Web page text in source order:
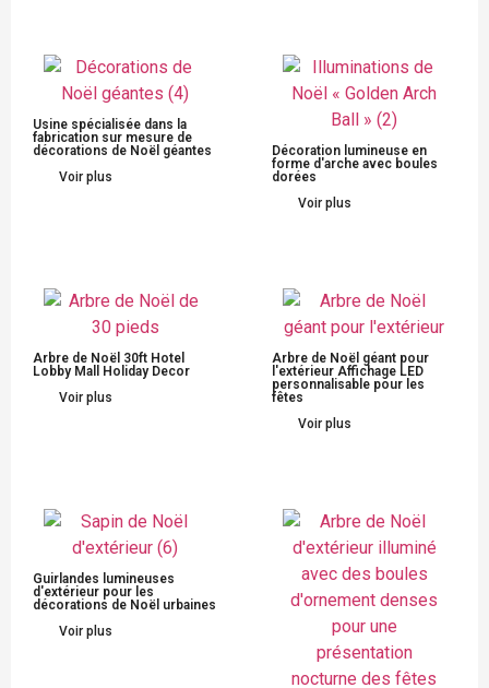
Usine spécialisée dans la
fabrication sur mesure de
décorations de Noël géantes
Voir plus
Décoration lumineuse en
forme d'arche avec boules
dorées
Voir plus
Arbre de Noël 30ft Hotel
Lobby Mall Holiday Decor
Voir plus
Arbre de Noël géant pour
l'extérieur Affichage LED
personnalisable pour les
fêtes
Voir plus
Guirlandes lumineuses
d'extérieur pour les
décorations de Noël urbaines
Voir plus